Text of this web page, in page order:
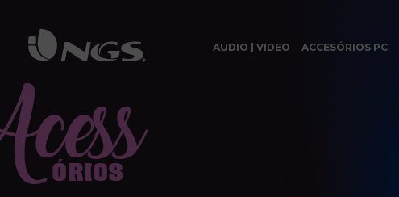
AUDIO | VIDEO ACCESÓRIOS PC